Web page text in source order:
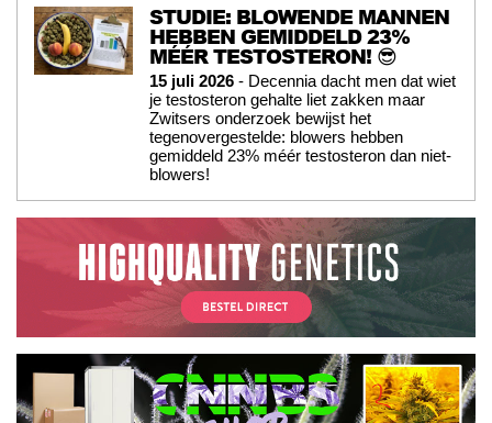
STUDIE: BLOWENDE MANNEN
HEBBEN GEMIDDELD 23%
MÉÉR TESTOSTERON! 😎
15 juli 2026 - Decennia dacht men dat wiet
je testosteron gehalte liet zakken maar
Zwitsers onderzoek bewijst het
tegenovergestelde: blowers hebben
gemiddeld 23% méér testosteron dan niet-
blowers!